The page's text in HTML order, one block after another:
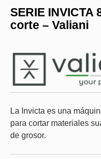
SERIE INVICTA
corte – Valiani
La Invicta es una
para cortar materiales
de grosor.